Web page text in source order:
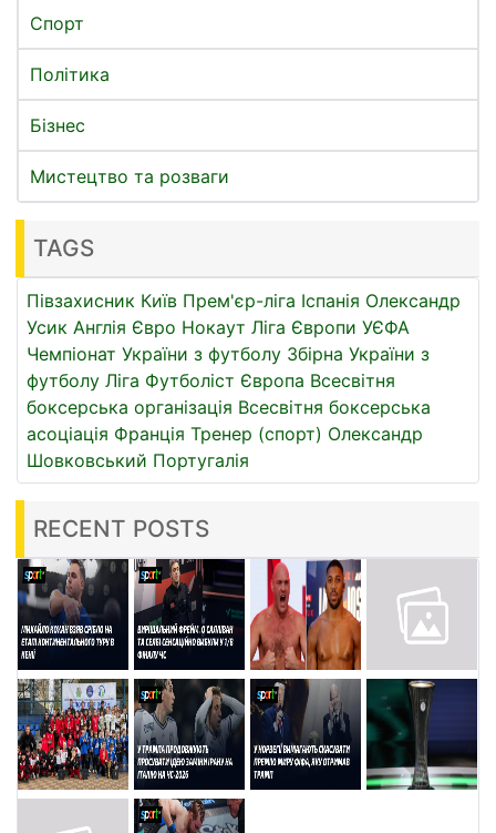
Спорт
Політика
Бізнес
Мистецтво та розваги
TAGS
Півзахисник Київ Прем'єр-ліга Іспанія Олександр
Усик Англія Євро Нокаут Ліга Європи УЄФА
Чемпіонат України з футболу Збірна України з
футболу Ліга Футболіст Європа Всесвітня
боксерська організація Всесвітня боксерська
асоціація Франція Тренер (спорт) Олександр
Шовковський Португалія
RECENT POSTS